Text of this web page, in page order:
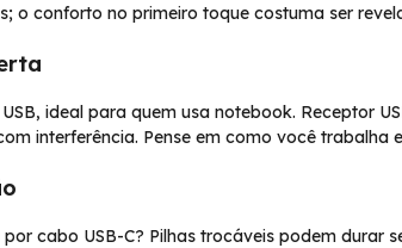
o conforto no primeiro toque costuma ser
ideal para quem usa notebook. Receptor
interferência. Pense em como você trabalha
cabo USB-C? Pilhas trocáveis podem durar